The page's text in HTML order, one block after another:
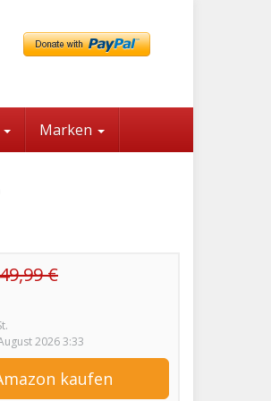
Marken
49,99 €
2026 3:33
kaufen